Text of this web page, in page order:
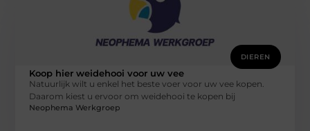
DIEREN
Koop hier weidehooi voor uw vee
Natuurlijk wilt u enkel het beste voer voor uw vee kopen.
Daarom kiest u ervoor om weidehooi te kopen bij
Neophema Werkgroep